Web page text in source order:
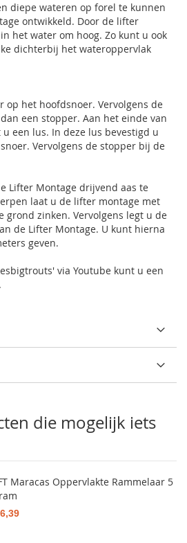
diepe wateren op forel te kunnen
ontwikkeld. Door de lifter
het water om hoog. Zo kunt u ook
dichterbij het wateroppervlak
op het hoofdsnoer. Vervolgens de
een stopper. Aan het einde van
een lus. In deze lus bevestigd u
Vervolgens de stopper bij de
Lifter Montage drijvend aas te
laat u de lifter montage met
grond zinken. Vervolgens legt u de
de Lifter Montage. U kunt hierna
geven.
via Youtube kunt u een
die mogelijk iets
Maracas Oppervlakte Rammelaar 5